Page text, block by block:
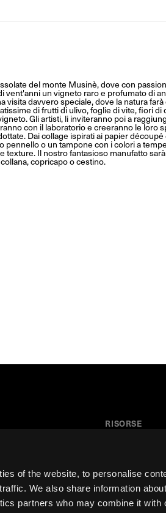
of the website, to personalise
We also share information
partners who may combine it with
del monte Musinè, dove con
vent'anni un vigneto raro e profumato di
davvero speciale, dove la natura farà
di frutti di ulivo, foglie di vite, fiori di
Gli artisti, li inviteranno poi a
con il laboratorio e creeranno le loro
Dai collage ispirati ai papier découpé
pennello o un tampone con i colori a
texture. Il nostro fantasioso manufatto
copricapo o cestino.
RISORSE
Download
Area